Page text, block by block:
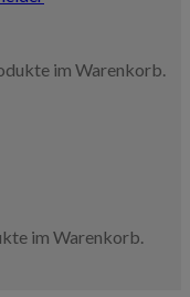
im Warenkorb.
im Warenkorb.